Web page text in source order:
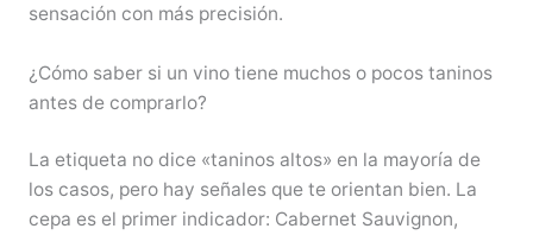
sensación con más precisión.
¿Cómo saber si un vino tiene muchos o pocos taninos
antes de comprarlo?
La etiqueta no dice «taninos altos» en la mayoría de
los casos, pero hay señales que te orientan bien. La
cepa es el primer indicador: Cabernet Sauvignon,